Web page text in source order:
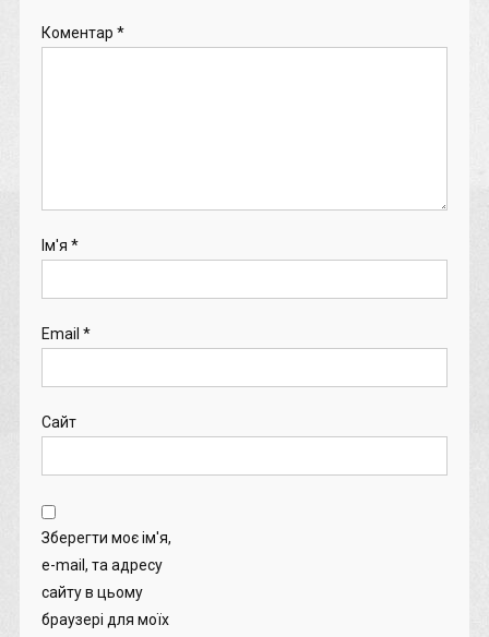
Коментар *
Ім'я *
Email *
Сайт
Зберегти моє ім'я,
e-mail, та адресу
сайту в цьому
браузері для моїх